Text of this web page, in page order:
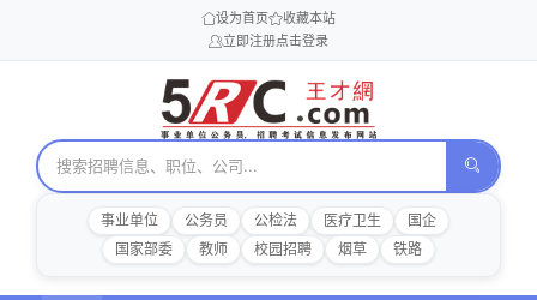
设为首页
收藏本站
立即注册点击登录
事业单位 公务员 公检法 医疗卫生
国企
国家部委
教师 校园招聘 烟草 铁路